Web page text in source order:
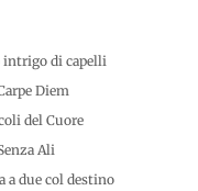
intrigo di capelli
Diem
del Cuore
Ali
a due col destino